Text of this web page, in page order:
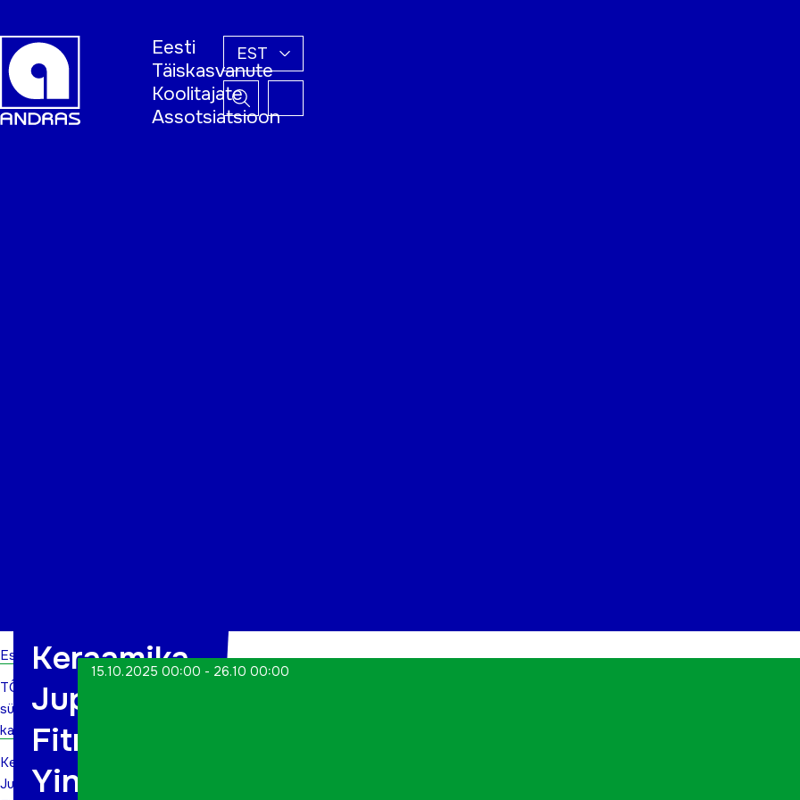
Eesti
Täiskasvanute
Koolitajate
Assotsiatsioon
EST
Esileht
TÕN
sündmuste
kalender
Keraamika,
Juping
Keraamika,
Juping
Fitness,
Yin jooga,
15.10.2025 00:00 - 26.10 00:00